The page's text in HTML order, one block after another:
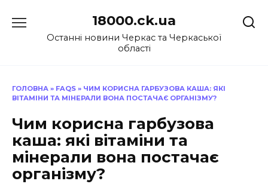
до
18000.ck.ua
Останні новини Черкас та Черкаської
області
ГОЛОВНА » FAQS » ЧИМ КОРИСНА ГАРБУЗОВА КАША: ЯКІ
ВІТАМІНИ ТА МІНЕРАЛИ ВОНА ПОСТАЧАЄ ОРГАНІЗМУ?
Чим корисна гарбузова
каша: які вітаміни та
мінерали вона постачає
організму?